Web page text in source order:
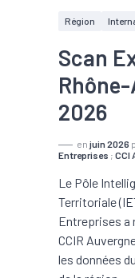
Région
Scan
2026
en juin 2026
Entreprises ; CCI
Le Pôle
Territoriale
Entreprises a
CCIR
les données